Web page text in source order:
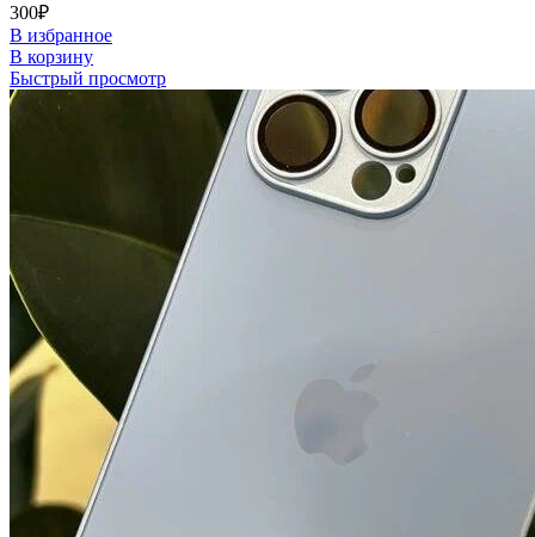
300₽
В избранное
В корзину
Быстрый просмотр